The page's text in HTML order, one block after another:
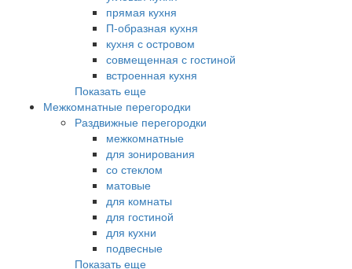
прямая кухня
П-образная кухня
кухня с островом
совмещенная с гостиной
встроенная кухня
Показать еще
Межкомнатные перегородки
Раздвижные перегородки
межкомнатные
для зонирования
со стеклом
матовые
для комнаты
для гостиной
для кухни
подвесные
Показать еще